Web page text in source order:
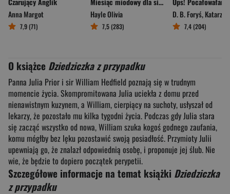
Anna Margot
7,9 (71)
Hayle Olivia
7,5 (283)
D. B. Foryś,Katarzyna
7,4 (204)
O książce Dziedziczka z przypadku
Panna Julia Prior i sir William Hedfield poznają się w trudnym
momencie życia. Skompromitowana Julia uciekła z domu przed
nienawistnym kuzynem, a William, cierpiący na suchoty, usłyszał od
lekarzy, że pozostało mu kilka tygodni życia. Podczas gdy Julia stara
się zacząć wszystko od nowa, William szuka kogoś godnego zaufania,
komu mógłby bez lęku pozostawić swoją posiadłość. Przymioty Julii
upewniają go, że znalazł odpowiednią osobę, i proponuje jej ślub. Nie
wie, że będzie to dopiero początek perypetii.
Szczegółowe informacje na temat książki Dziedziczka
z przypadku